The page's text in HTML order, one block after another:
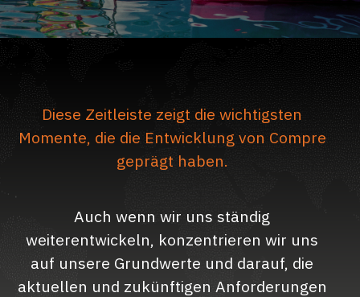
Diese Zeitleiste zeigt die wichtigsten
Momente, die die Entwicklung von Compre
geprägt haben.
Auch wenn wir uns ständig
weiterentwickeln, konzentrieren wir uns
auf unsere Grundwerte und darauf, die
aktuellen und zukünftigen Anforderungen